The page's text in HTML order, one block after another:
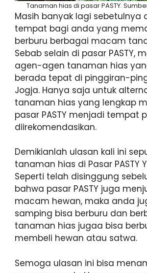
Tanaman hias di pasar PASTY.
Masih banyak lagi sebetulnya
tempat bagi anda yang
berburu berbagai macam
Sebab selain di pasar PASTY,
agen-agen tanaman hias
berada tepat di pinggiran-
Jogja. Hanya saja untuk
tanaman hias yang lengkap
pasar PASTY menjadi tempat
diirekomendasikan.
Demikianlah ulasan kali ini
tanaman hias di Pasar PASTY
Seperti telah disinggung
bahwa pasar PASTY juga
macam hewan, maka anda
samping bisa berburu dan
tanaman hias jugaa bisa
membeli hewan atau satwa.
Semoga ulasan ini bisa